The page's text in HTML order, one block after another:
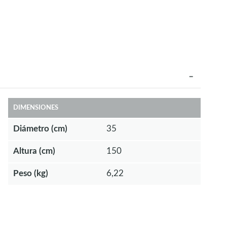
DIMENSIONES
Diámetro (cm) 35
Altura (cm) 150
Peso (kg) 6,22